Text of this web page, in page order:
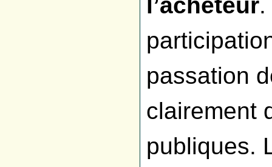
passation
clairement
publiques.